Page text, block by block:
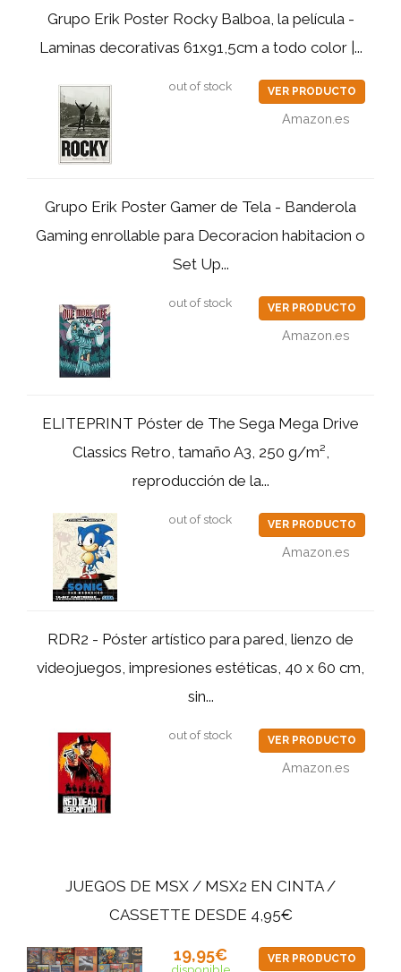
Grupo Erik Poster Rocky Balboa, la película -
Laminas decorativas 61x91,5cm a todo color |...
out of stock VER PRODUCTO
Amazon.es
Grupo Erik Poster Gamer de Tela - Banderola
Gaming enrollable para Decoracion habitacion o
Set Up...
out of stock VER PRODUCTO
Amazon.es
ELITEPRINT Póster de The Sega Mega Drive
Classics Retro, tamaño A3, 250 g/m²,
reproducción de la...
out of stock VER PRODUCTO
Amazon.es
RDR2 - Póster artístico para pared, lienzo de
videojuegos, impresiones estéticas, 40 x 60 cm,
sin...
out of stock VER PRODUCTO
Amazon.es
JUEGOS DE MSX / MSX2 EN CINTA /
CASSETTE DESDE 4,95€
19,95€
disponible
VER PRODUCTO